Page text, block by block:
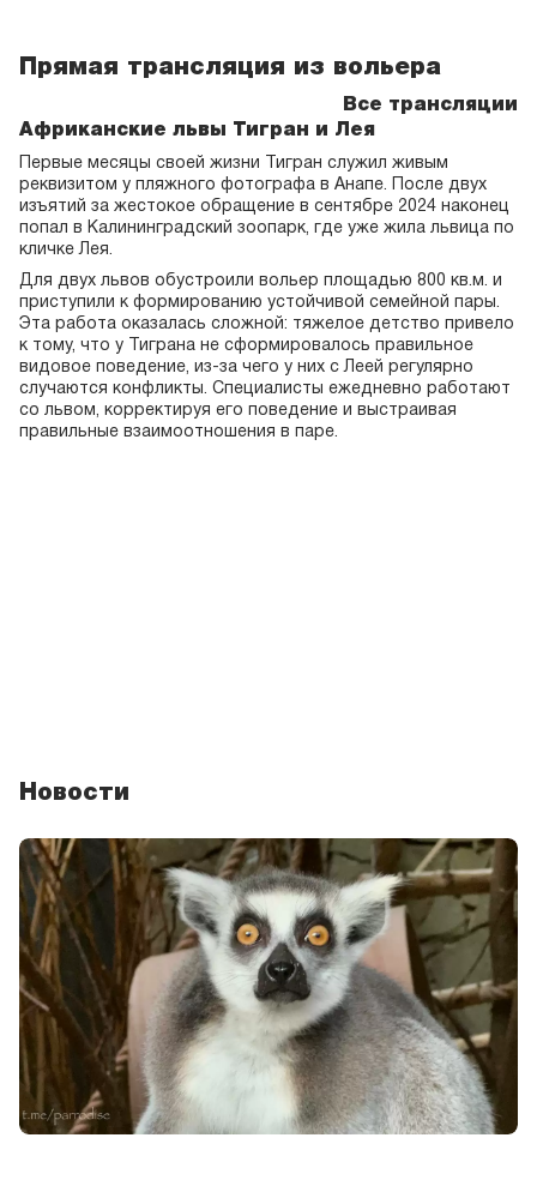
Классические салонные пьесы, популярная музыка,
известные современные композиции, вальсы,
лёгкие джазовые пьесы.
события
вечер: на сцене
проект META
TEMPORIS
Время
Прямая трансляция из вольера
Все трансляции
Африканские львы Тигран и Лея
Первые месяцы своей жизни Тигран служил живым
реквизитом у пляжного фотографа в Анапе. После двух
изъятий за жестокое обращение в сентябре 2024 наконец
попал в Калининградский зоопарк, где уже жила львица по
кличке Лея.
Для двух львов обустроили вольер площадью 800 кв.м. и
приступили к формированию устойчивой семейной пары.
Эта работа оказалась сложной: тяжелое детство привело
к тому, что у Тиграна не сформировалось правильное
видовое поведение, из-за чего у них с Леей регулярно
случаются конфликты. Специалисты ежедневно работают
со львом, корректируя его поведение и выстраивая
правильные взаимоотношения в паре.
Новости